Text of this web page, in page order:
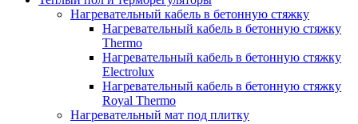
Нагревательный кабель в бетонную стяжку
Нагревательный кабель в бетонную стяжку
Thermo
Нагревательный кабель в бетонную стяжку
Electrolux
Нагревательный кабель в бетонную стяжку
Royal Thermo
Нагревательный мат под плитку